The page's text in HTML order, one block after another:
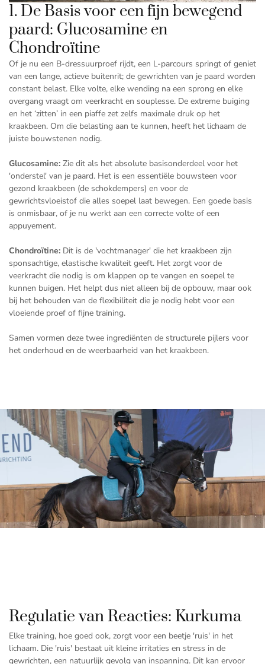
1. De Basis voor een fijn bewegend
paard: Glucosamine en
Chondroïtine
Of je nu een B-dressuurproef rijdt, een L-parcours springt of geniet
van een lange, actieve buitenrit; de gewrichten van je paard worden
constant belast. Elke volte, elke wending na een sprong en elke
overgang vraagt om veerkracht en souplesse. De extreme buiging
en het ‘zitten’ in een piaffe zet zelfs maximale druk op het
kraakbeen. Om die belasting aan te kunnen, heeft het lichaam de
juiste bouwstenen nodig.
Glucosamine: Zie dit als het absolute basisonderdeel voor het
'onderstel' van je paard. Het is een essentiële bouwsteen voor
gezond kraakbeen (de schokdempers) en voor de
gewrichtsvloeistof die alles soepel laat bewegen. Een goede basis
is onmisbaar, of je nu werkt aan een correcte volte of een
appuyement.
Chondroïtine: Dit is de 'vochtmanager' die het kraakbeen zijn
sponsachtige, elastische kwaliteit geeft. Het zorgt voor de
veerkracht die nodig is om klappen op te vangen en soepel te
kunnen buigen. Het helpt dus niet alleen bij de opbouw, maar ook
bij het behouden van de flexibiliteit die je nodig hebt voor een
vloeiende proef of fijne training.
Samen vormen deze twee ingrediënten de structurele pijlers voor
het onderhoud en de weerbaarheid van het kraakbeen.
Regulatie van Reacties: Kurkuma
Elke training, hoe goed ook, zorgt voor een beetje 'ruis' in het
lichaam. Die 'ruis' bestaat uit kleine irritaties en stress in de
gewrichten, een natuurlijk gevolg van inspanning. Dit kan ervoor